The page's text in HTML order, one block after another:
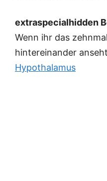
extraspecialhidden
Wenn ihr das
hintereinander
Hypothalamus